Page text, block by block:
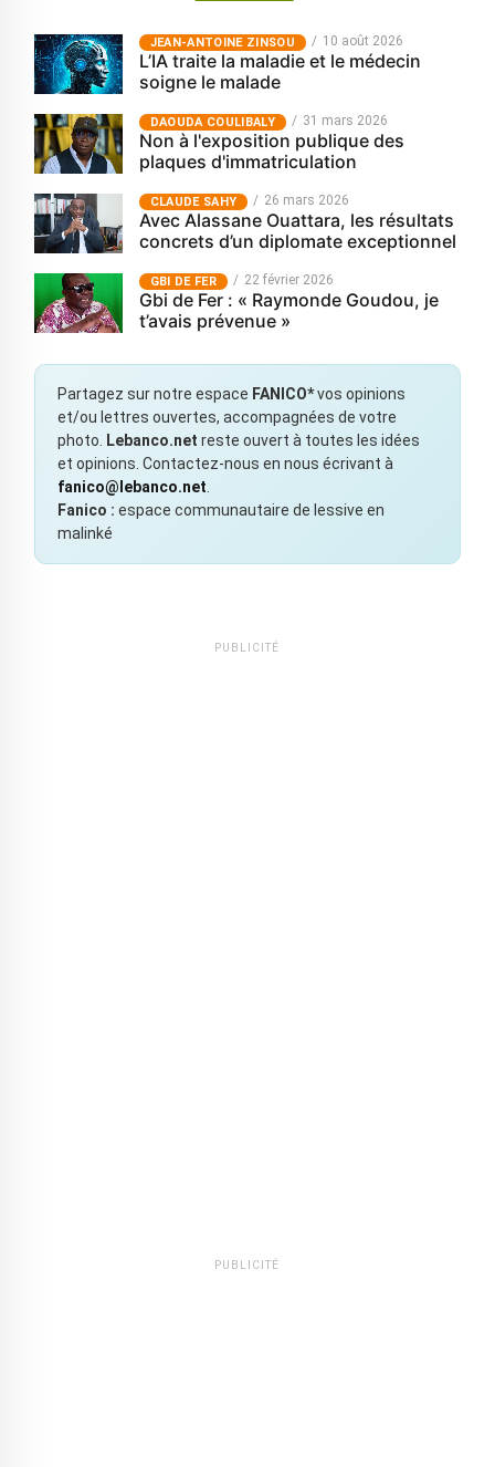
JEAN-ANTOINE ZINSOU 10 août 2026
L’IA traite la maladie et le médecin
soigne le malade
‎DAOUDA COULIBALY 31 mars 2026
Non à l'exposition publique des
plaques d'immatriculation
CLAUDE SAHY 26 mars 2026
Avec Alassane Ouattara, les résultats
concrets d’un diplomate exceptionnel
GBI DE FER 22 février 2026
Gbi de Fer : « Raymonde Goudou, je
t’avais prévenue »
Partagez sur notre espace FANICO*vos opinions
et/ou lettres ouvertes, accompagnées de votre
photo.
Lebanco.net reste ouvert à toutes les idées
et opinions. Contactez-nous en nous écrivant à
fanico@lebanco.net
Fanico : espace communautaire de lessive en
malinké
PUBLICITÉ
PUBLICITÉ